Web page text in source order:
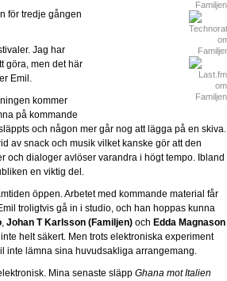
för tredje gången
Jag har
göra, men det här
Emil.
kommer
på kommande
och någon mer går nog att lägga på en skiva.
av snack och musik vilket kanske gör att den
och dialoger avlöser varandra i högt tempo. Ibland
en viktig del.
öppen. Arbetet med kommande material får
troligtvis gå in i studio, och han hoppas kunna
, Johan T Karlsson (Familjen) och Edda Magnason
helt säkert. Men trots elektroniska experiment
inte lämna sina huvudsakliga arrangemang.
Mina senaste släpp Ghana mot Italien